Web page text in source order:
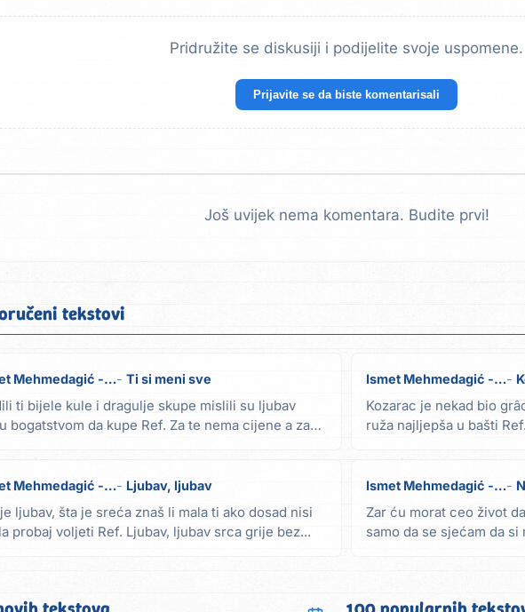
Pridružite se diskusiji i podijelite svoje uspomene.
Prijavite se da biste komentarisali
Još uvijek nema komentara. Budite prvi!
tekstovi
Ismet Mehmedagić - Iso Ti si meni sve
ti bijele kule i dragulje skupe mislili su ljubav
bogatstvom da kupe Ref. Za te nema cijene a za
Ismet Mehmedagić - Iso
Kozarac je nekad bio
ruža najljepša u bašti
Ismet Mehmedagić - Iso Ljubav, ljubav
ljubav, šta je sreća znaš li mala ti ako dosad nisi
probaj voljeti Ref. Ljubav, ljubav srca grije bez...
Ismet Mehmedagić - Iso
Zar ću morat ceo život
samo da se sjećam da